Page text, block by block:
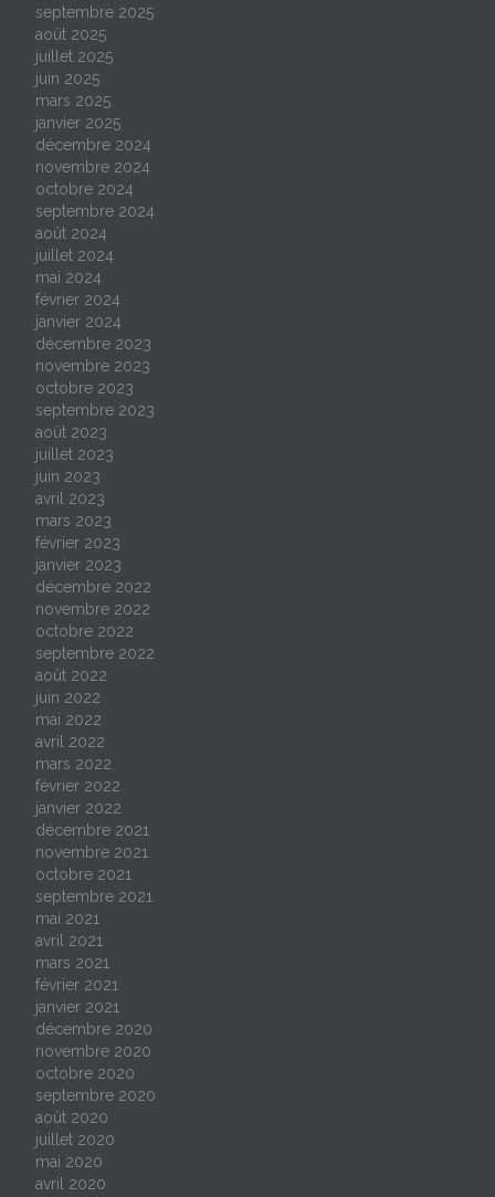
septembre 2025
août 2025
juillet 2025
juin 2025
mars 2025
janvier 2025
décembre 2024
novembre 2024
octobre 2024
septembre 2024
août 2024
juillet 2024
mai 2024
février 2024
janvier 2024
décembre 2023
novembre 2023
octobre 2023
septembre 2023
août 2023
juillet 2023
juin 2023
avril 2023
mars 2023
février 2023
janvier 2023
décembre 2022
novembre 2022
octobre 2022
septembre 2022
août 2022
juin 2022
mai 2022
avril 2022
mars 2022
février 2022
janvier 2022
décembre 2021
novembre 2021
octobre 2021
septembre 2021
mai 2021
avril 2021
mars 2021
février 2021
janvier 2021
décembre 2020
novembre 2020
octobre 2020
septembre 2020
août 2020
juillet 2020
mai 2020
avril 2020